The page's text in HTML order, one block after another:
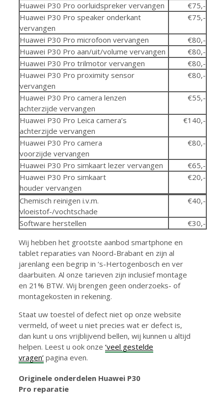
Huawei P30 Pro oorluidspreker vervangen
€75,-
Huawei P30 Pro speaker onderkant
vervangen
€75,-
Huawei P30 Pro microfoon vervangen
€80,-
Huawei P30 Pro aan/uit/volume vervangen
€80,-
Huawei P30 Pro trilmotor vervangen
€80,-
Huawei P30 Pro proximity sensor
vervangen
€80,-
Huawei P30 Pro camera lenzen
achterzijde vervangen
€55,-
Huawei P30 Pro Leica camera’s
achterzijde vervangen
€140,-
Huawei P30 Pro camera
voorzijde vervangen
€80,-
Huawei P30 Pro simkaart lezer vervangen
€65,-
Huawei P30 Pro simkaart
houder vervangen
€20,-
Chemisch reinigen i.v.m.
vloeistof-/vochtschade
€40,-
Software herstellen
€30,-
Wij hebben het grootste aanbod smartphone en
tablet reparaties van Noord-Brabant en zijn al
jarenlang een begrip in ‘s-Hertogenbosch en ver
daarbuiten. Al onze tarieven zijn inclusief montage
en 21% BTW. Wij brengen geen onderzoeks- of
montagekosten in rekening.
Staat uw toestel of defect niet op onze website
vermeld, of weet u niet precies wat er defect is,
dan kunt u ons vrijblijvend bellen, wij kunnen u altijd
helpen. Leest u ook onze ‘veel gestelde
vragen’ pagina even.
Originele onderdelen Huawei P30
Pro reparatie